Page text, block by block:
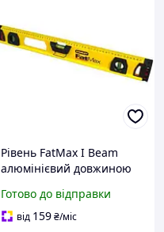
Рівень FatMax I Beam
алюмінієвий довжиною
з трьома капсулами
STANLEY 1-43-555 похибка
Готово до відправки
від 159₴/міс